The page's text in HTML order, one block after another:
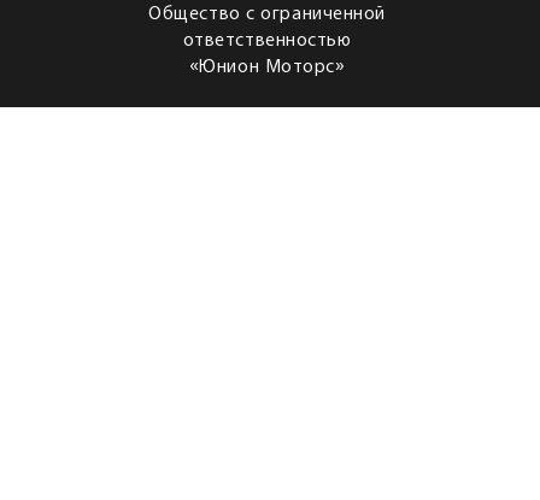
Общество с ограниченной
ответственностью
«Юнион Моторс»